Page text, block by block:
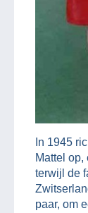
In 1945
Mattel
terwijl de
paar, om